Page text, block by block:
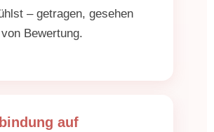
– getragen, gesehen
Bewertung.
auf